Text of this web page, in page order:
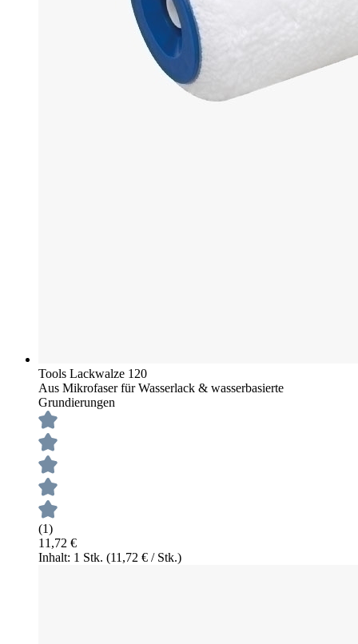
Tools Lackwalze 120
Aus Mikrofaser für Wasserlack & wasserbasierte
Grundierungen
(1)
11,72 €
Inhalt: 1 Stk. (11,72 € / Stk.)